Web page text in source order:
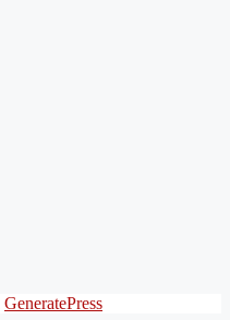
GeneratePress